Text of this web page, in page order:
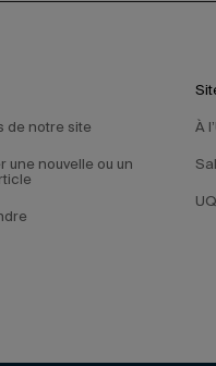
de notre site
une nouvelle ou un
À